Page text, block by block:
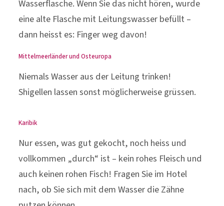
Wasserflasche. Wenn Sie das nicht hören, wurde
eine alte Flasche mit Leitungswasser befüllt –
dann heisst es: Finger weg davon!
Mittelmeerländer und Osteuropa
Niemals Wasser aus der Leitung trinken!
Shigellen lassen sonst möglicherweise grüssen.
Karibik
Nur essen, was gut gekocht, noch heiss und
vollkommen „durch“ ist – kein rohes Fleisch und
auch keinen rohen Fisch! Fragen Sie im Hotel
nach, ob Sie sich mit dem Wasser die Zähne